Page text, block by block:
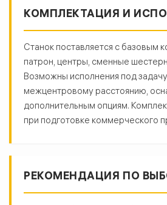
КОМПЛЕКТАЦИЯ И
Станок поставляется с базовым
патрон, центры, сменные
Возможны исполнения под задачу
межцентровому расстоянию,
дополнительным опциям.
при подготовке коммерческого
РЕКОМЕНДАЦИЯ ПО